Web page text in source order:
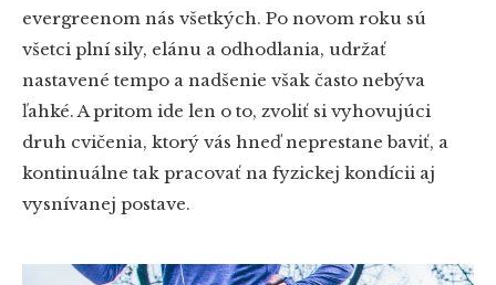
evergreenom nás všetkých. Po novom roku sú
všetci plní sily, elánu a odhodlania, udržať
nastavené tempo a nadšenie však často nebýva
ľahké. A pritom ide len o to, zvoliť si vyhovujúci
druh cvičenia, ktorý vás hneď neprestane baviť, a
kontinuálne tak pracovať na fyzickej kondícii aj
vysnívanej postave.